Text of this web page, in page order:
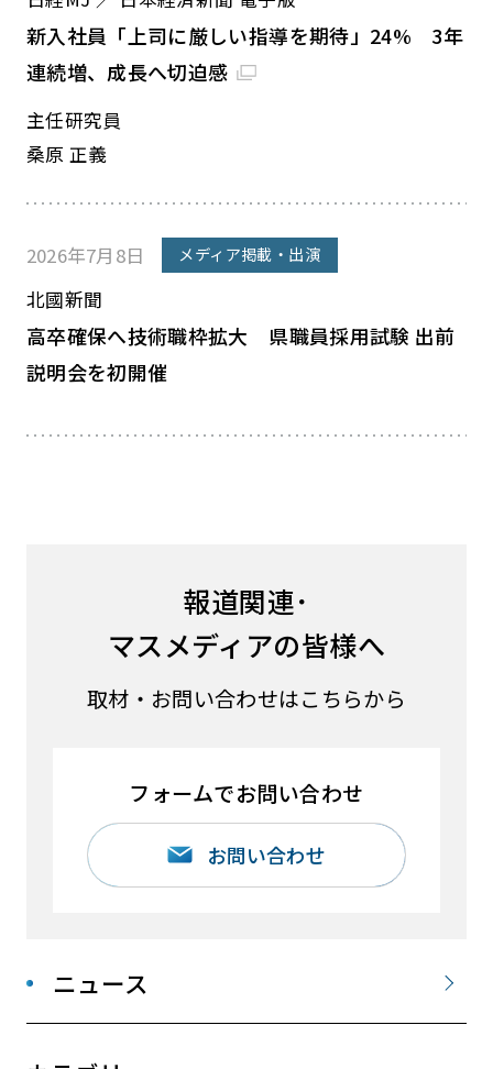
ニュース
新入社員「上司に厳しい指導を期待」24% 3年
連続増、成長へ切迫感
主任研究員
桑原 正義
2026年7月8日 メディア掲載・出演
北國新聞
高卒確保へ技術職枠拡大 県職員採用試験 出前
説明会を初開催
報道関連･
マスメディアの皆様へ
取材・お問い合わせはこちらから
フォームでお問い合わせ
お問い合わせ